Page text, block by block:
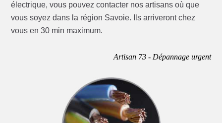
électrique, vous pouvez contacter nos artisans où que
vous soyez dans la région Savoie. Ils arriveront chez
vous en 30 min maximum.
Artisan 73 - Dépannage urgent